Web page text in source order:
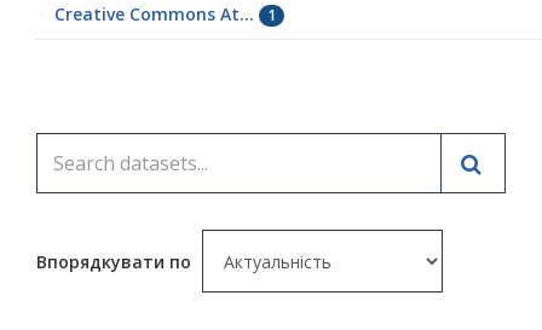
Creative Commons At... 1
Впорядкувати по